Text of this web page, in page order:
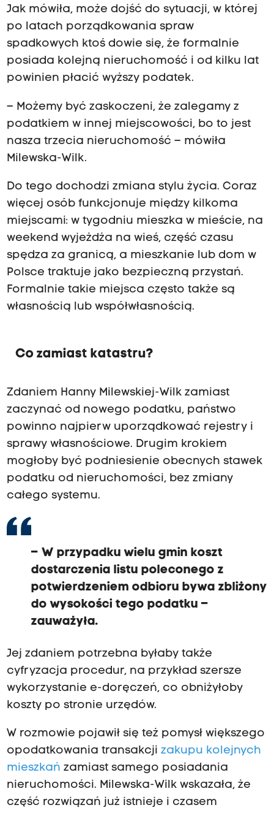
Jak mówiła, może dojść do sytuacji, w której
po latach porządkowania spraw
spadkowych ktoś dowie się, że formalnie
posiada kolejną nieruchomość i od kilku lat
powinien płacić wyższy podatek.
– Możemy być zaskoczeni, że zalegamy z
podatkiem w innej miejscowości, bo to jest
nasza trzecia nieruchomość – mówiła
Milewska-Wilk.
Do tego dochodzi zmiana stylu życia. Coraz
więcej osób funkcjonuje między kilkoma
miejscami: w tygodniu mieszka w mieście, na
weekend wyjeżdża na wieś, część czasu
spędza za granicą, a mieszkanie lub dom w
Polsce traktuje jako bezpieczną przystań.
Formalnie takie miejsca często także są
własnością lub współwłasnością.
Co zamiast katastru?
Zdaniem Hanny Milewskiej-Wilk zamiast
zaczynać od nowego podatku, państwo
powinno najpierw uporządkować rejestry i
sprawy własnościowe. Drugim krokiem
mogłoby być podniesienie obecnych stawek
podatku od nieruchomości, bez zmiany
całego systemu.
– W przypadku wielu gmin koszt
dostarczenia listu poleconego z
potwierdzeniem odbioru bywa zbliżony
do wysokości tego podatku –
zauważyła.
Jej zdaniem potrzebna byłaby także
cyfryzacja procedur, na przykład szersze
wykorzystanie e-doręczeń, co obniżyłoby
koszty po stronie urzędów.
W rozmowie pojawił się też pomysł większego
opodatkowania transakcji zakupu kolejnych
mieszkań zamiast samego posiadania
nieruchomości. Milewska-Wilk wskazała, że
część rozwiązań już istnieje i czasem